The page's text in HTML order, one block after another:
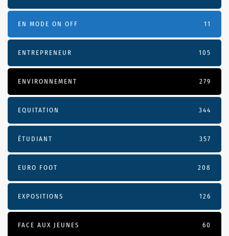
EN MODE ON OFF 11
ENTREPRENEUR 105
ENVIRONNEMENT 279
EQUITATION 344
ÉTUDIANT 357
EURO FOOT 208
EXPOSITIONS 126
FACE AUX JEUNES 60